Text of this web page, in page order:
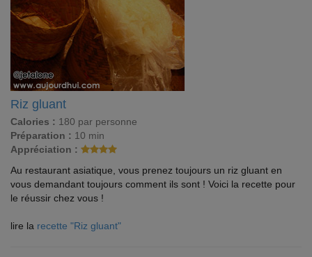
Riz gluant
Calories : 180 par personne
Préparation : 10 min
Appréciation :
Au restaurant asiatique, vous prenez toujours un riz gluant en
vous demandant toujours comment ils sont ! Voici la recette pour
le réussir chez vous !
lire la recette "Riz gluant"